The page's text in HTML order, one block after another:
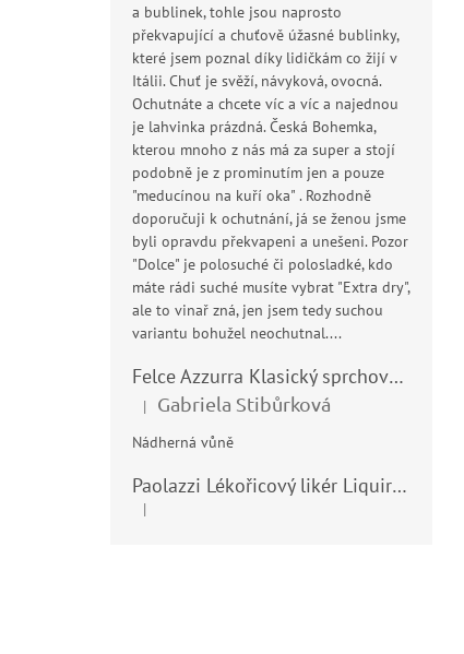
a bublinek, tohle jsou naprosto
překvapující a chuťově úžasné bublinky,
které jsem poznal díky lidičkám co žijí v
Itálii. Chuť je svěží, návyková, ovocná.
Ochutnáte a chcete víc a víc a najednou
je lahvinka prázdná. Česká Bohemka,
kterou mnoho z nás má za super a stojí
podobně je z prominutím jen a pouze
"meducínou na kuří oka" . Rozhodně
doporučuji k ochutnání, já se ženou jsme
byli opravdu překvapeni a unešeni. Pozor
"Dolce" je polosuché či polosladké, kdo
máte rádi suché musíte vybrat "Extra dry",
ale to vinař zná, jen jsem tedy suchou
variantu bohužel neochutnal....
Felce Azzurra Klasický sprchový gel - doccia gel 400ml
Hodnocení produktu je 5 z 5 hvězdiček.
| Gabriela Stibůrková
Nádherná vůně
Paolazzi Lékořicový likér Liquirizia 24% 0,7L
Hodnocení produktu je 5 z 5 hvězdiček.
|